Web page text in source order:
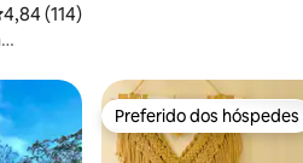
de uma avaliação média de 5, 114
4,84 (114)
hóspedes Preferido dos hóspedes
Preferido dos hóspedes